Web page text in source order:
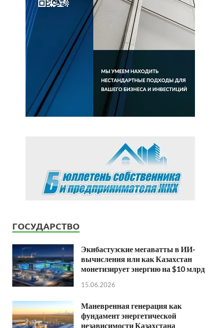
ГОСУДАРСТВО
Экибастузские мегаватты в ИИ-
вычисления или как Казахстан
монетизирует энергию на $10 млрд
15.06.2026
Маневренная генерация как
фундамент энергетической
независимости Казахстана